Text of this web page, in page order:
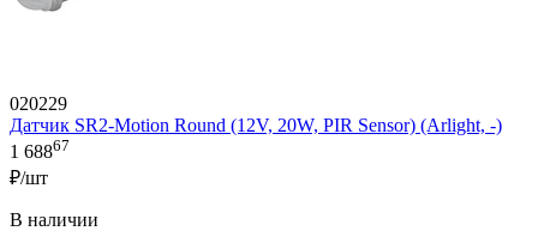
020229
Датчик SR2-Motion Round (12V, 20W, PIR Sensor) (Arlight, -)
1 68867
₽/шт
В наличии